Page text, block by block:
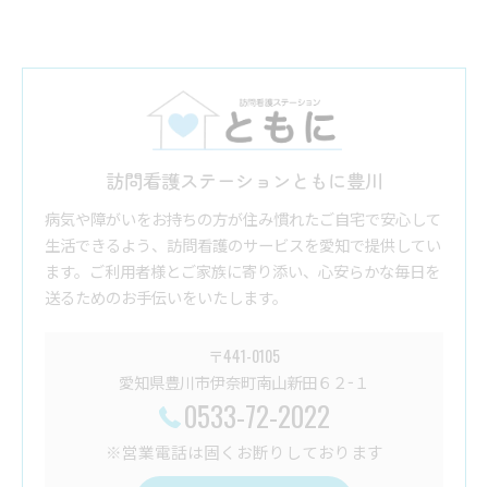
訪問看護ステーションともに豊川
病気や障がいをお持ちの方が住み慣れたご自宅で安心して
生活できるよう、訪問看護のサービスを愛知で提供してい
ます。ご利用者様とご家族に寄り添い、心安らかな毎日を
送るためのお手伝いをいたします。
〒441-0105
愛知県豊川市伊奈町南山新田６２−１
0533-72-2022
※営業電話は固くお断りしております